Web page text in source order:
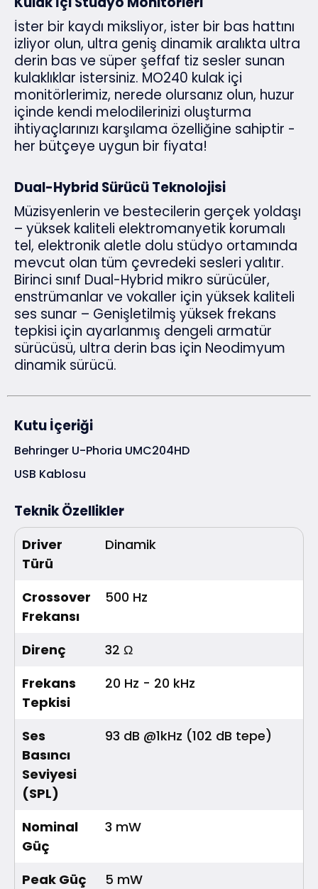
İster bir kaydı miksliyor, ister bir bas hattını
izliyor olun, ultra geniş dinamik aralıkta ultra
derin bas ve süper şeffaf tiz sesler sunan
kulaklıklar istersiniz. MO240 kulak içi
monitörlerimiz, nerede olursanız olun, huzur
içinde kendi melodilerinizi oluşturma
ihtiyaçlarınızı karşılama özelliğine sahiptir -
her bütçeye uygun bir fiyata!
Dual-Hybrid Sürücü Teknolojisi
Müzisyenlerin ve bestecilerin gerçek yoldaşı
– yüksek kaliteli elektromanyetik korumalı
tel, elektronik aletle dolu stüdyo ortamında
mevcut olan tüm çevredeki sesleri yalıtır.
Birinci sınıf Dual-Hybrid mikro sürücüler,
enstrümanlar ve vokaller için yüksek kaliteli
ses sunar – Genişletilmiş yüksek frekans
tepkisi için ayarlanmış dengeli armatür
sürücüsü, ultra derin bas için Neodimyum
dinamik sürücü.
Kutu İçeriği
Behringer U-Phoria UMC204HD
USB Kablosu
Teknik Özellikler
Driver
Türü
Dinamik
Crossover
Frekansı
500 Hz
Direnç
32 Ω
Frekans
Tepkisi
20 Hz - 20 kHz
Ses
Basıncı
Seviyesi
(SPL)
93 dB @1kHz (102 dB tepe)
Nominal
Güç
3 mW
Peak Güç
5 mW